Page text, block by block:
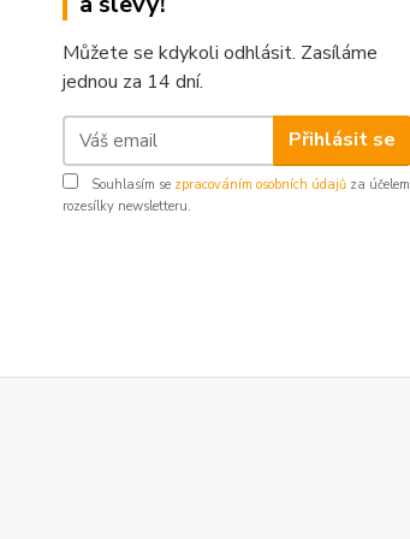
Můžete se kdykoli odhlásit. Zasíláme
jednou za 14 dní.
Přihlásit se
Souhlasím se zpracováním osobních údajů za účelem
rozesílky newsletteru.